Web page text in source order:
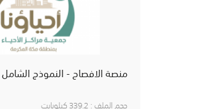
منصة الافصاح - النموذج الشامل
حجم الملف : 339.2 كيلوبايت